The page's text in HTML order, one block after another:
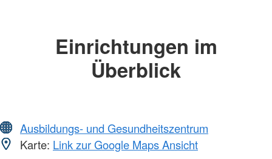
Einrichtungen im
Überblick
Ausbildungs- und Gesundheitszentrum
Karte: Link zur Google Maps Ansicht